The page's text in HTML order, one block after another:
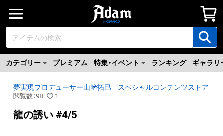
カテゴリー プレミアム 特集・イベント ランキング ギャラリ
夢実現プロデューサー山﨑拓巳 スペシャルコンテンツストア
閲覧数 ： 98 1
龍の誘い #4/5